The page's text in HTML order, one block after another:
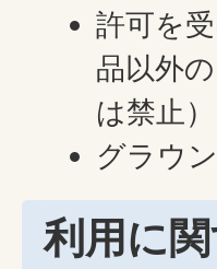
許可を
品以外
は禁止）
グラウ
利用に